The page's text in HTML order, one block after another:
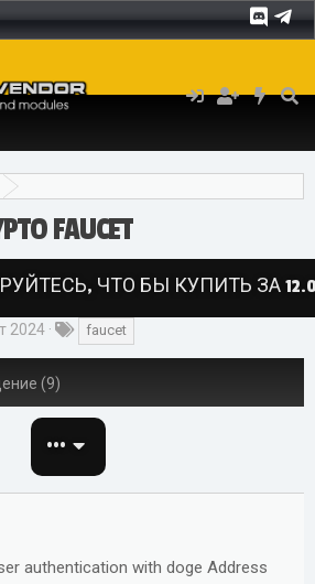
FAUCET
ЧТО БЫ КУПИТЬ ЗА
2024
Т
е
и
faucet
(9)
•••
authentication with doge Address